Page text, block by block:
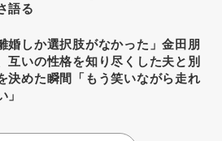
語る
婚しか選択肢がなかった」金田朋
互いの性格を知り尽くした夫と別
決めた瞬間「もう笑いながら走れ
」